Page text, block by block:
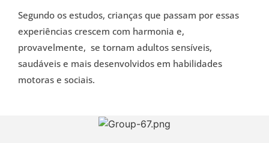
Segundo os estudos, crianças que passam por essas
experiências crescem com harmonia e,
provavelmente, se tornam adultos sensíveis,
saudáveis e mais desenvolvidos em habilidades
motoras e sociais.